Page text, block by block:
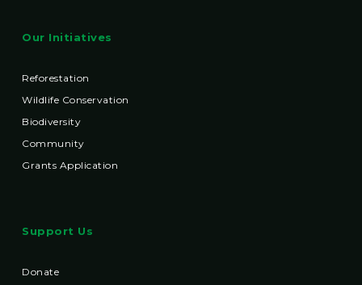
Our Initiatives
Reforestation
Wildlife Conservation
Biodiversity
Community
Grants Application
Support Us
Donate